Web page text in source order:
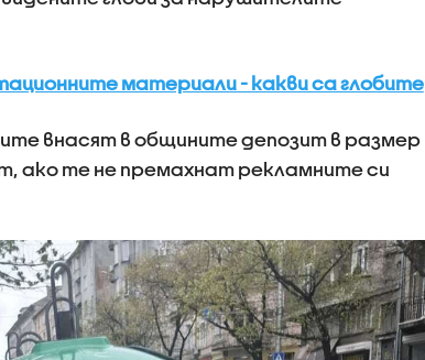
материали - какви са глобите
внасят в общините депозит в размер
ако те не премахнат рекламните си